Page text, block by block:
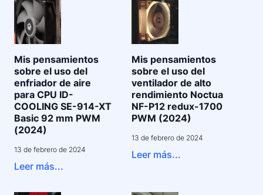
Mis pensamientos
sobre el uso del
enfriador de aire
para CPU ID-
COOLING SE-914-XT
Basic 92 mm PWM
(2024)
13 de febrero de 2024
Leer más...
Mis pensamientos
sobre el uso del
ventilador de alto
rendimiento Noctua
NF-P12 redux-1700
PWM (2024)
13 de febrero de 2024
Leer más...